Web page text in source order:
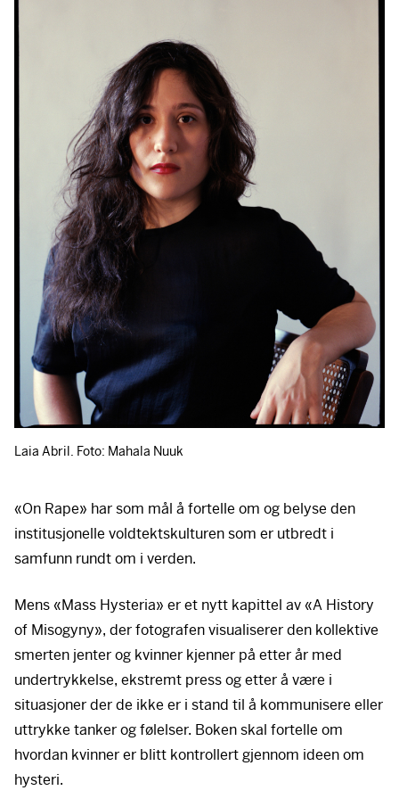
Laia Abril. Foto: Mahala Nuuk
«On Rape» har som mål å fortelle om og belyse den
institusjonelle voldtektskulturen som er utbredt i
samfunn rundt om i verden.
Mens «Mass Hysteria» er et nytt kapittel av «A History
of Misogyny», der fotografen visualiserer den kollektive
smerten jenter og kvinner kjenner på etter år med
undertrykkelse, ekstremt press og etter å være i
situasjoner der de ikke er i stand til å kommunisere eller
uttrykke tanker og følelser. Boken skal fortelle om
hvordan kvinner er blitt kontrollert gjennom ideen om
hysteri.